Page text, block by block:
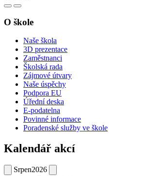
O škole
Naše škola
3D prezentace
Zaměstnanci
Školská rada
Zájmové útvary
Naše úspěchy
Podpora EU
Úřední deska
E-podatelna
Povinné informace
Poradenské služby ve škole
Kalendář akcí
Srpen2026